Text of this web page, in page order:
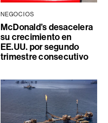
NEGOCIOS
McDonald’s desacelera
su crecimiento en
EE.UU. por segundo
trimestre consecutivo